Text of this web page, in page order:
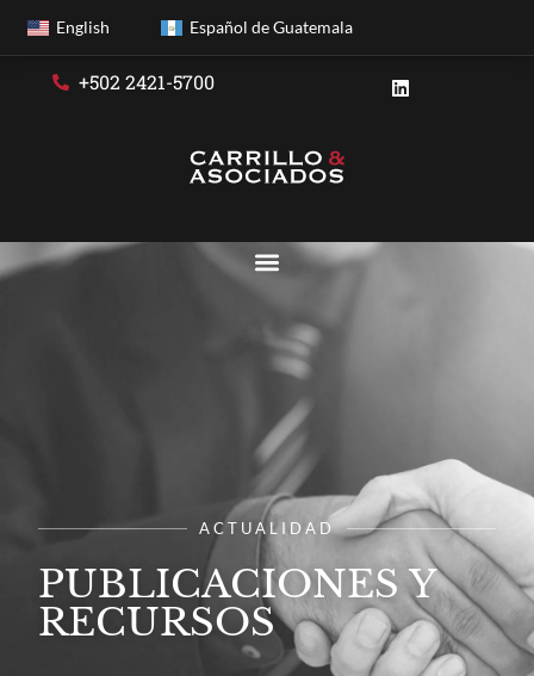
English Español de Guatemala
+502 2421-5700
ACTUALIDAD
PUBLICACIONES Y
RECURSOS